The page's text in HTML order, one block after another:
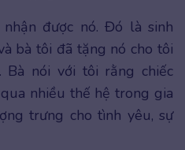
được nó. Đó là sinh
bà tôi đã tặng nó cho tôi
nói với tôi rằng chiếc
nhiều thế hệ trong gia
trưng cho tình yêu, sự